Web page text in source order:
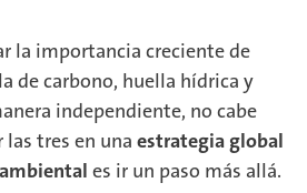
la importancia creciente de
de carbono, huella hídrica y
independiente, no cabe
tres en una estrategia global
es ir un paso más allá.